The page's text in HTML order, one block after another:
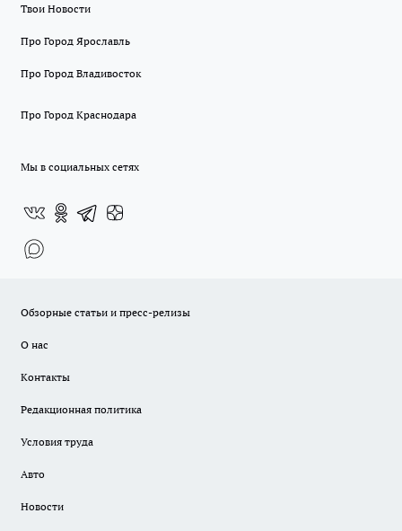
Твои Новости
Про Город Ярославль
Про Город Владивосток
Про Город Краснодара
Мы в социальных сетях
Обзорные статьи и пресс-релизы
О нас
Контакты
Редакционная политика
Условия труда
Авто
Новости